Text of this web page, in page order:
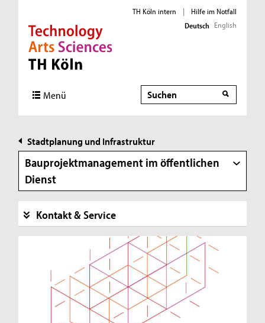
Direkt zur Hauptnavigation
Direkt zur Subnavigation
Direkt zum Inhalt
Direkt zum Fußbereich
TH Köln intern |
Hilfe im Notfall
Deutsch English
Menü Suche
Stadtplanung und Infrastruktur
Bauprojektmanagement im öffentlichen
Dienst
Kontakt & Service